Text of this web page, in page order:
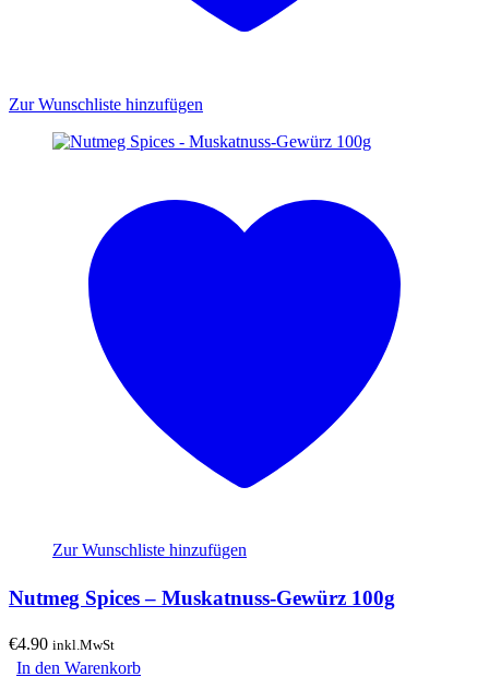
Zur Wunschliste hinzufügen
Zur Wunschliste hinzufügen
Nutmeg Spices – Muskatnuss-Gewürz 100g
€4.90 inkl.MwSt
In den Warenkorb